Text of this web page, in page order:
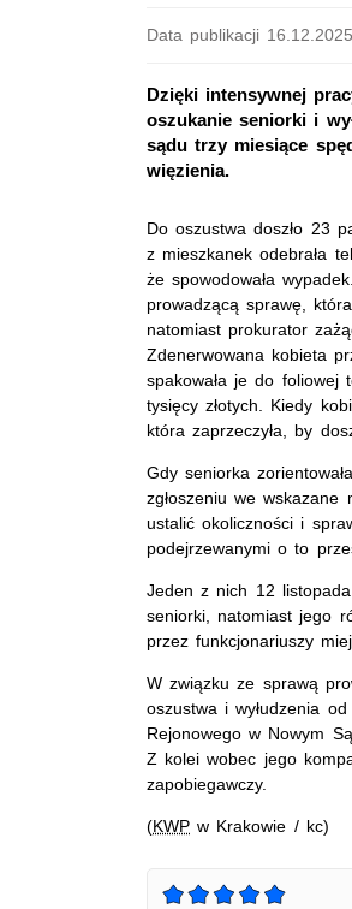
Data publikacji 16.12.2025
Dzięki intensywnej
oszukanie seniorki i
sądu trzy miesiące
więzienia.
Do oszustwa doszło 23
z mieszkanek odebrała
że spowodowała
prowadzącą sprawę,
natomiast prokurator
Zdenerwowana kobieta
spakowała je do foliowej
tysięcy złotych. Kiedy
która zaprzeczyła, by
Gdy seniorka
zgłoszeniu we
ustalić okoliczności i
podejrzewanymi o to
Jeden z nich 12 listopada
seniorki, natomiast jego
przez funkcjonariuszy
W związku ze sprawą
oszustwa i wyłudzenia
Rejonowego w Nowym
Z kolei wobec jego
zapobiegawczy.
(KWP w Krakowie / kc)